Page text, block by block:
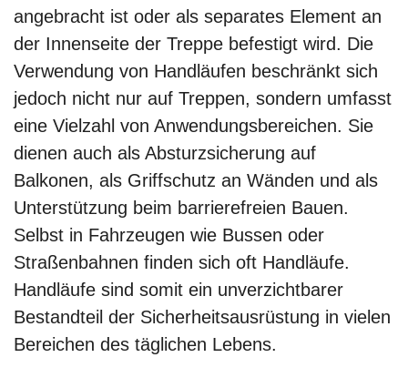
angebracht ist oder als separates Element an
der Innenseite der Treppe befestigt wird. Die
Verwendung von Handläufen beschränkt sich
jedoch nicht nur auf Treppen, sondern umfasst
eine Vielzahl von Anwendungsbereichen. Sie
dienen auch als Absturzsicherung auf
Balkonen, als Griffschutz an Wänden und als
Unterstützung beim barrierefreien Bauen.
Selbst in Fahrzeugen wie Bussen oder
Straßenbahnen finden sich oft Handläufe.
Handläufe sind somit ein unverzichtbarer
Bestandteil der Sicherheitsausrüstung in vielen
Bereichen des täglichen Lebens.